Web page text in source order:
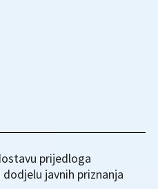
prijedloga
javnih priznanja